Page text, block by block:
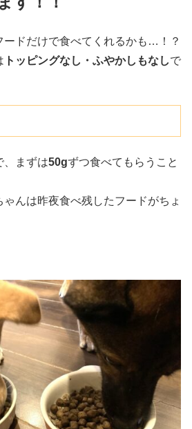
ードだけで食べてくれるかも…！？
トッピングなし・ふやかしもなしで
、まずは50gずつ食べてもらうこと
ゃんは昨夜食べ残したフードがちょ